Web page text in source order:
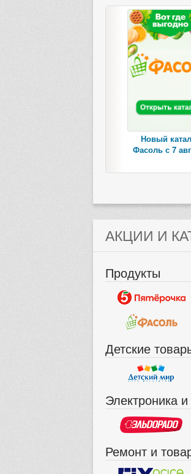
Новый
Фасоль с 7
АКЦИИ И
Продукты
Детские
Электроника
Ремонт и